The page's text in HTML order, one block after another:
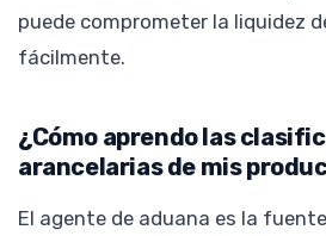
puede comprometer la liquidez
fácilmente.
¿Cómo aprendo las
arancelarias de mis
El agente de aduana es la